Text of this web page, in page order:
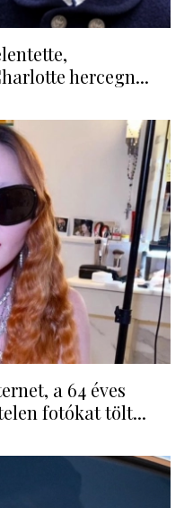
hercegn...
a 64 éves
fotókat tölt...